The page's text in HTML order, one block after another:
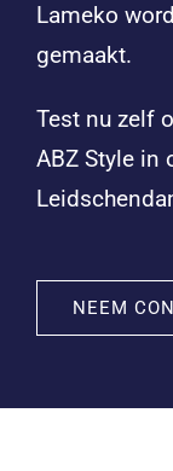
Lameko
gemaakt.
Test nu zelf
ABZ Style in
NEEM